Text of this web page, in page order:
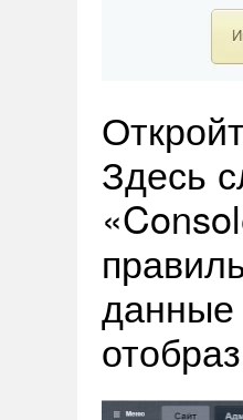
Здесь
данные